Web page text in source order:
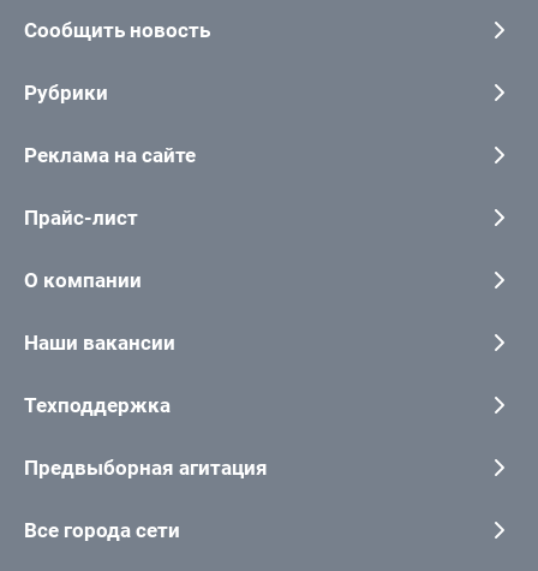
Сообщить новость
Рубрики
Реклама на сайте
Прайс-лист
О компании
Наши вакансии
Техподдержка
Предвыборная агитация
Все города сети